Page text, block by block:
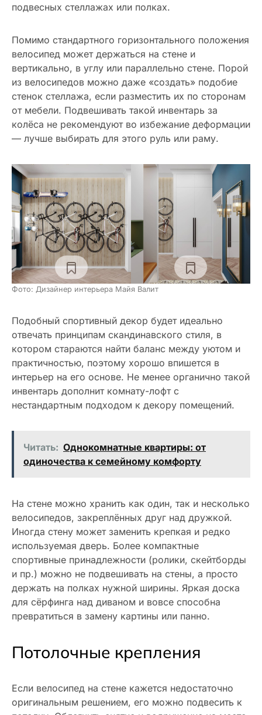
подвесных стеллажах или полках.
Помимо стандартного горизонтального положения
велосипед может держаться на стене и
вертикально, в углу или параллельно стене. Порой
из велосипедов можно даже «создать» подобие
стенок стеллажа, если разместить их по сторонам
от мебели. Подвешивать такой инвентарь за
колёса не рекомендуют во избежание деформации
— лучше выбирать для этого руль или раму.
Фото: Дизайнер интерьера Майя Валит
Подобный спортивный декор будет идеально
отвечать принципам скандинавского стиля, в
котором стараются найти баланс между уютом и
практичностью, поэтому хорошо впишется в
интерьер на его основе. Не менее органично такой
инвентарь дополнит комнату-лофт с
нестандартным подходом к декору помещений.
Читать: Однокомнатные квартиры: от
одиночества к семейному комфорту
На стене можно хранить как один, так и несколько
велосипедов, закреплённых друг над дружкой.
Иногда стену может заменить крепкая и редко
используемая дверь. Более компактные
спортивные принадлежности (ролики, скейтборды
и пр.) можно не подвешивать на стены, а просто
держать на полках нужной ширины. Яркая доска
для сёрфинга над диваном и вовсе способна
превратиться в замену картины или панно.
Потолочные крепления
Если велосипед на стене кажется недостаточно
оригинальным решением, его можно подвесить к